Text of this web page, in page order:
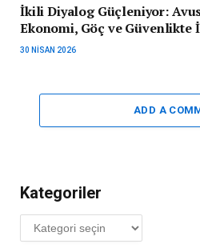
İkili Diyalog Güçleniyor:
Ekonomi, Göç ve Güvenlikte
30 NISAN 2026
ADD A
Kategoriler
Kategoriler